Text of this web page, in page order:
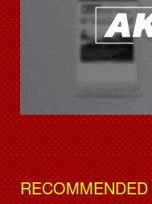
RECOMMENDED